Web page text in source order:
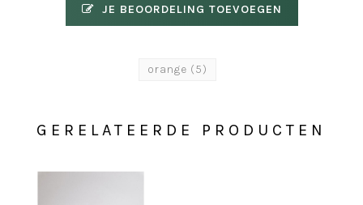
JE BEOORDELING TOEVOEGEN
orange (5)
GERELATEERDE PRODUCTEN